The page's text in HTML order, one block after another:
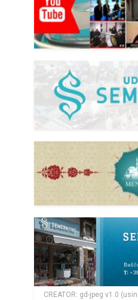
CREATOR: gd-jpeg v1.0